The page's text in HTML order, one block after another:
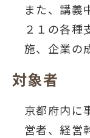
また、講義
２１の各種
施、企業の
対象者
京都府内に
営者、経営